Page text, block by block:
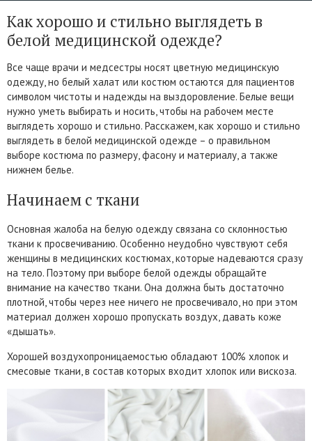
Как хорошо и стильно выглядеть в
белой медицинской одежде?
Все чаще врачи и медсестры носят цветную медицинскую
одежду, но белый халат или костюм остаются для пациентов
символом чистоты и надежды на выздоровление. Белые вещи
нужно уметь выбирать и носить, чтобы на рабочем месте
выглядеть хорошо и стильно. Расскажем, как хорошо и стильно
выглядеть в белой медицинской одежде – о правильном
выборе костюма по размеру, фасону и материалу, а также
нижнем белье.
Начинаем с ткани
Основная жалоба на белую одежду связана со склонностью
ткани к просвечиванию. Особенно неудобно чувствуют себя
женщины в медицинских костюмах, которые надеваются сразу
на тело. Поэтому при выборе белой одежды обращайте
внимание на качество ткани. Она должна быть достаточно
плотной, чтобы через нее ничего не просвечивало, но при этом
материал должен хорошо пропускать воздух, давать коже
«дышать».
Хорошей воздухопроницаемостью обладают 100% хлопок и
смесовые ткани, в состав которых входит хлопок или вискоза.